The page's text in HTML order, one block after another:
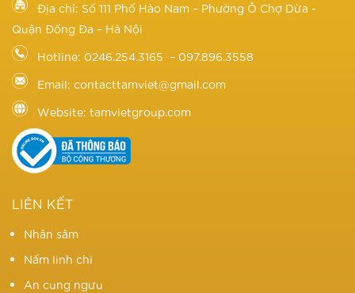
Địa chỉ: Số 111 Phố Hào Nam – Phường Ô Chợ Dừa -
Quận Đống Đa – Hà Nội
Hotline: 0246.254.3165 – 097.896.3558
Email: contacttamviet@gmail.com
Website: tamvietgroup.com
LIÊN KẾT
Nhân sâm
Nấm linh chi
An cung ngưu